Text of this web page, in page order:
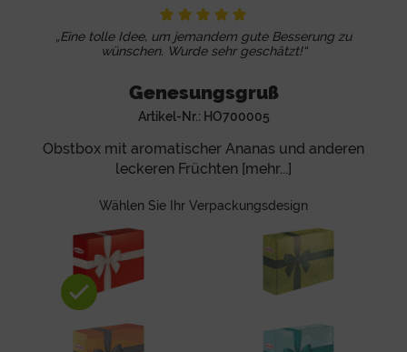
„Eine tolle Idee, um jemandem gute Besserung zu
wünschen. Wurde sehr geschätzt!“
Genesungsgruß
Artikel-Nr.: HO700005
Obstbox mit aromatischer Ananas und anderen
leckeren Früchten [mehr...]
Wählen Sie Ihr Verpackungsdesign